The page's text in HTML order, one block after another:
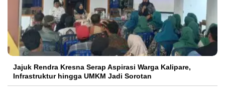
Jajuk Rendra Kresna Serap Aspirasi Warga Kalipare,
Infrastruktur hingga UMKM Jadi Sorotan